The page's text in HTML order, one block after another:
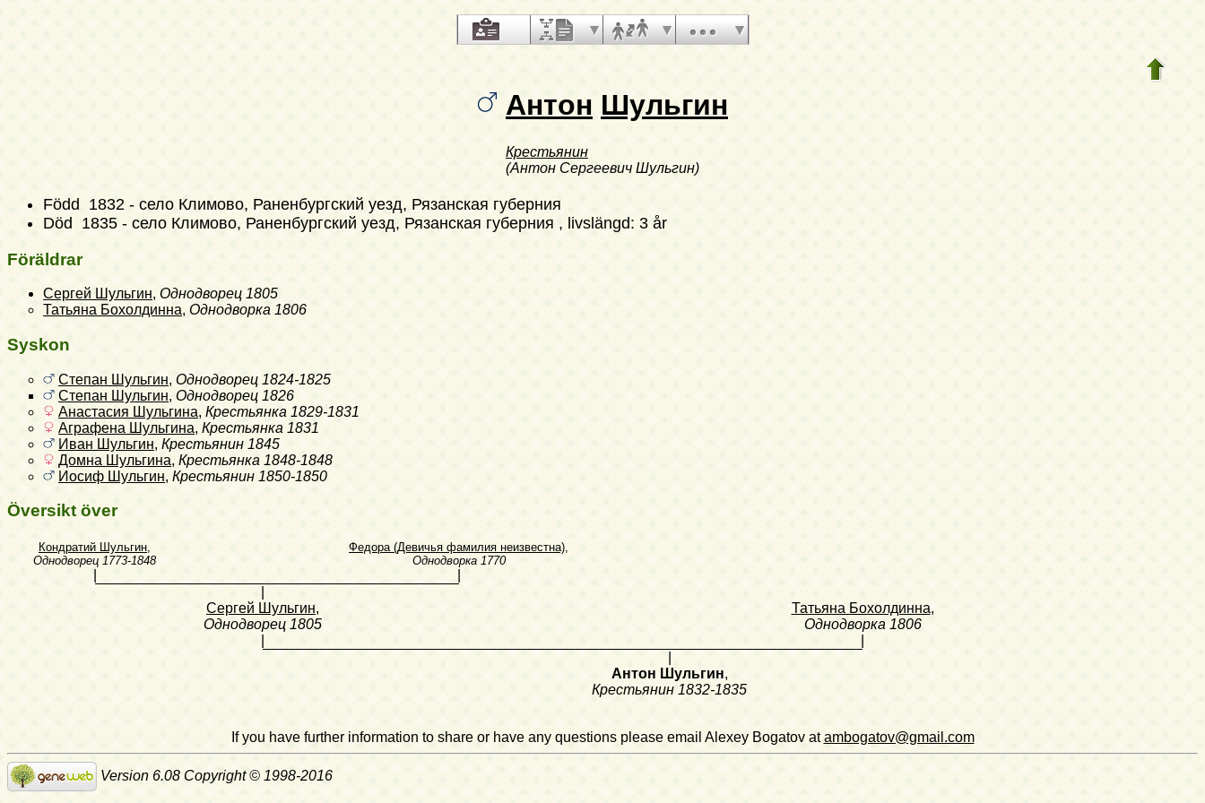
Антон Шульгин
Крестьянин
(Антон Сергеевич Шульгин)
Född 1832 - село Климово, Раненбургский уезд, Рязанская губерния
Död 1835 - село Климово, Раненбургский уезд, Рязанская губерния , livslängd: 3 år
Föräldrar
Сергей Шульгин, Однодворец 1805
Татьяна Бохолдинна, Однодворка 1806
Syskon
Степан Шульгин, Однодворец 1824-1825
Степан Шульгин, Однодворец 1826
Анастасия Шульгина, Крестьянка 1829-1831
Аграфена Шульгина, Крестьянка 1831
Иван Шульгин, Крестьянин 1845
Домна Шульгина, Крестьянка 1848-1848
Иосиф Шульгин, Крестьянин 1850-1850
Översikt över
Кондратий Шульгин,
Однодворец 1773-1848
Федора (Девичья фамилия неизвестна),
Однодворка 1770
Сергей Шульгин,
Однодворец 1805
Татьяна Бохолдинна,
Однодворка 1806
Антон Шульгин,
Крестьянин 1832-1835
If you have further information to share or have any questions please email Alexey Bogatov atambogatov@gmail.com
Version 6.08 Copyright © 1998-2016